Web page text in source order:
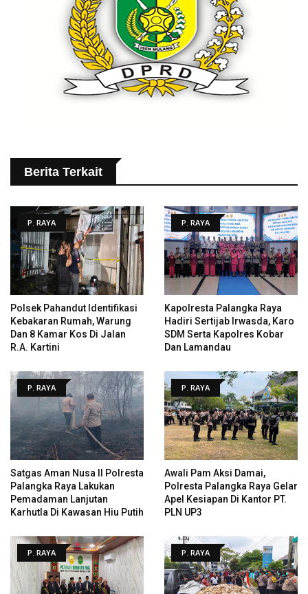
Berita Terkait
P. RAYA
Polsek Pahandut Identifikasi
Kebakaran Rumah, Warung
Dan 8 Kamar Kos Di Jalan
R.A. Kartini
P. RAYA
Kapolresta Palangka Raya
Hadiri Sertijab Irwasda, Karo
SDM Serta Kapolres Kobar
Dan Lamandau
P. RAYA
Satgas Aman Nusa II Polresta
Palangka Raya Lakukan
Pemadaman Lanjutan
Karhutla Di Kawasan Hiu Putih
P. RAYA
Awali Pam Aksi Damai,
Polresta Palangka Raya Gelar
Apel Kesiapan Di Kantor PT.
PLN UP3
P. RAYA P. RAYA